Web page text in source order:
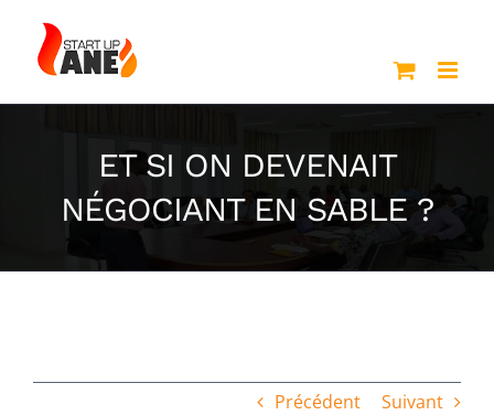
contenu
ET SI ON DEVENAIT
NÉGOCIANT EN SABLE ?
Précédent Suivant